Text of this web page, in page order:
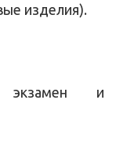
изделия).
экзамен и